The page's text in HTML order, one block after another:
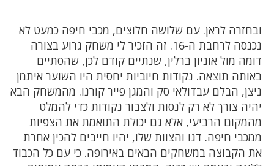
ובחזרה לראן. עם שלושה חלוצים, מכבי חיפה כמעט לא
נכנסה לרחבת ה-16. זה הזכיר לי משחק גרוע בצורה
דומה מול אוניון ברלין, שנתיים קודם לכן, שהסתיים
באותה תוצאה. נקודות חיוביות יחסית היו השוער איתמן
ניצן, הבלם עבדולאי סק והמגן פייר קורנו. מהמשחק הבא
יהיה צורך לא רק לנסות ולצבור נקודות כדי להמלט
מהמקום הרביעי, אלא גם יכולת התואמת את הצפיות
ממכבי חיפה. דגו והצוות שלו, יהיו חייבים להכין אחרת
את הקבוצה במשחקים הבאים באירופה. כי עם כל הכבוד